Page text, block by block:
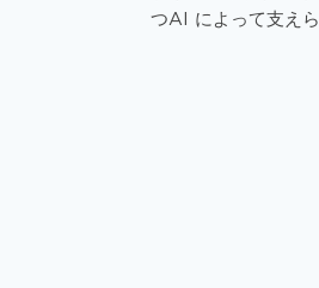
つAI によって支えら